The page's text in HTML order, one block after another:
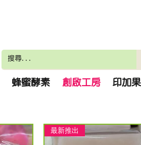
蜂蜜酵素 創啟工房 印加
最新推出